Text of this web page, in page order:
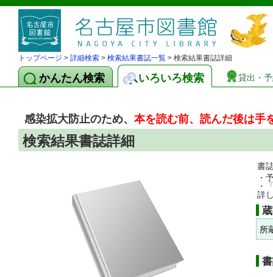
トップページ > 詳細検索 > 検索結果書誌一覧 > 検索結果書誌詳細
かんたん検索 いろいろ検索 貸出・
感染拡大防止のため、 本を読む前、読んだ後は手
検索結果書誌詳細
書
・
・
詳
所